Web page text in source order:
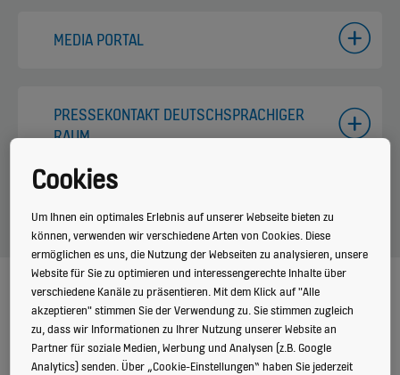
MEDIA PORTAL
PRESSEKONTAKT DEUTSCHSPRACHIGER
RAUM
SOCIAL MEDIA
DIESE SEITE TEILEN
Cookies
Um Ihnen ein optimales Erlebnis auf unserer Webseite bieten zu
können, verwenden wir verschiedene Arten von Cookies. Diese
ermöglichen es uns, die Nutzung der Webseiten zu analysieren, unsere
Website für Sie zu optimieren und interessengerechte Inhalte über
verschiedene Kanäle zu präsentieren. Mit dem Klick auf "Alle
akzeptieren" stimmen Sie der Verwendung zu. Sie stimmen zugleich
zu, dass wir Informationen zu Ihrer Nutzung unserer Website an
Partner für soziale Medien, Werbung und Analysen (z.B. Google
Analytics) senden. Über „Cookie-Einstellungen“ haben Sie jederzeit